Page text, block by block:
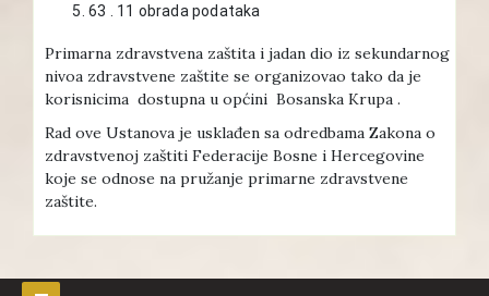
63 . 11 obrada podataka
Primarna zdravstvena zaštita i jadan dio iz sekundarnog
nivoa zdravstvene zaštite se organizovao tako da je
korisnicima dostupna u općini Bosanska Krupa .
Rad ove Ustanova je usklađen sa odredbama Zakona o
zdravstvenoj zaštiti Federacije Bosne i Hercegovine
koje se odnose na pružanje primarne zdravstvene
zaštite.